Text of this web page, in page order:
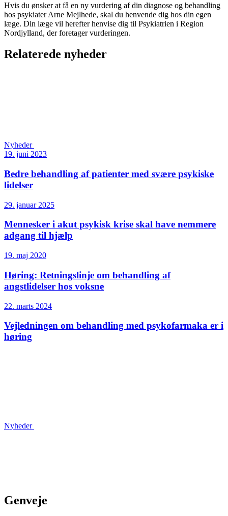
Hvis du ønsker at få en ny vurdering af din diagnose og behandling
hos psykiater Arne Mejlhede, skal du henvende dig hos din egen
læge. Din læge vil herefter henvise dig til Psykiatrien i Region
Nordjylland, der foretager vurderingen.
Relaterede nyheder
Nyheder
19. juni 2023
Bedre behandling af patienter med svære psykiske
lidelser
29. januar 2025
Mennesker i akut psykisk krise skal have nemmere
adgang til hjælp
19. maj 2020
Høring: Retningslinje om behandling af
angstlidelser hos voksne
22. marts 2024
Vejledningen om behandling med psykofarmaka er i
høring
Nyheder
Genveje